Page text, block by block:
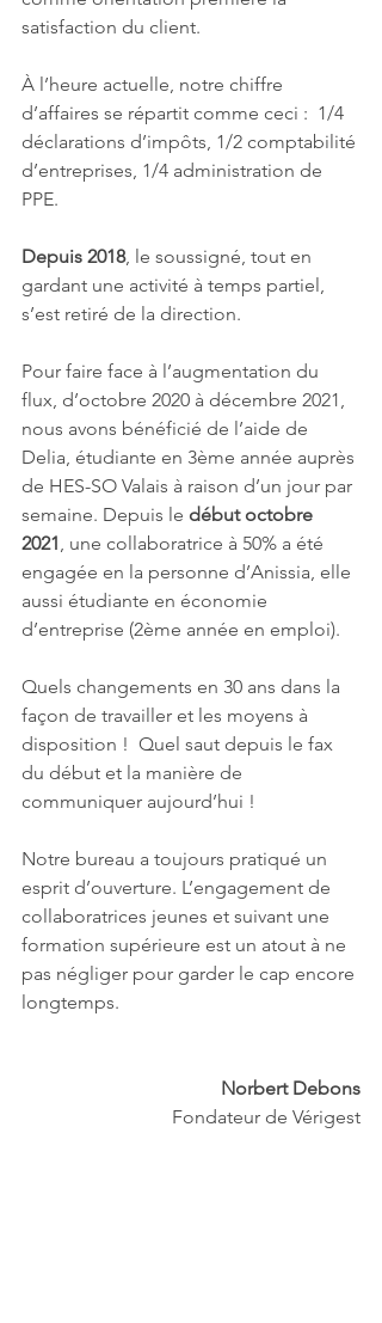
satisfaction du client.
À l’heure actuelle, notre chiffre
d’affaires se répartit comme ceci :  1/4
déclarations d’impôts, 1/2 comptabilité
d’entreprises, 1/4 administration de
PPE.
Depuis 2018, le soussigné, tout en
gardant une activité à temps partiel,
s’est retiré de la direction.
Pour faire face à l’augmentation du
flux, d’octobre 2020 à décembre 2021,
nous avons bénéficié de l’aide de
Delia, étudiante en 3ème année auprès
de HES-SO Valais à raison d’un jour par
semaine. Depuis le début octobre
2021, une collaboratrice à 50% a été
engagée en la personne d’Anissia, elle
aussi étudiante en économie
d’entreprise (2ème année en emploi).
Quels changements en 30 ans dans la
façon de travailler et les moyens à
disposition !  Quel saut depuis le fax
du début et la manière de
communiquer aujourd’hui !
Notre bureau a toujours pratiqué un
esprit d’ouverture. L’engagement de
collaboratrices jeunes et suivant une
formation supérieure est un atout à ne
pas négliger pour garder le cap encore
longtemps.
Norbert Debons
Fondateur de Vérigest